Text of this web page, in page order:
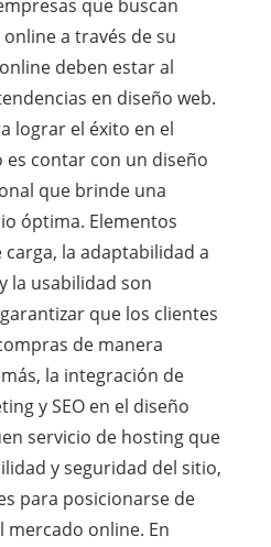
que buscan
a través de su
deben estar al
en diseño web.
lograr el éxito en el
contar con un diseño
que brinde una
óptima. Elementos
la adaptabilidad a
la usabilidad son
que los clientes
de manera
la integración de
y SEO en el diseño
servicio de hosting que
y seguridad del sitio,
para posicionarse de
mercado online. En